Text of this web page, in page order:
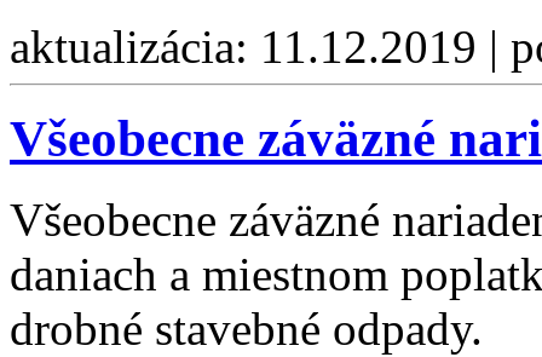
aktualizácia: 11.12.2019 |
Všeobecne záväzné
Všeobecne záväzné
daniach a miestnom
drobné stavebné odpady.